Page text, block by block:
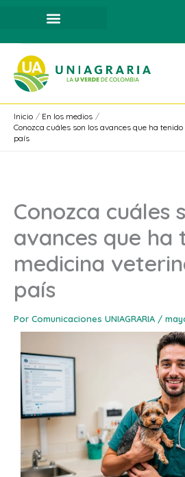
contenido
Inicio
En los medios
Conozca cuáles son los avances que ha
país
Conozca cuáles
avances que ha
medicina
país
Por Comunicaciones UNIAGRARIA /